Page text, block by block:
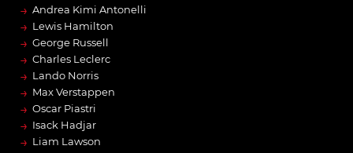
→ Andrea Kimi Antonelli
→ Lewis Hamilton
→ George Russell
→ Charles Leclerc
→ Lando Norris
→ Max Verstappen
→ Oscar Piastri
→ Isack Hadjar
→ Liam Lawson